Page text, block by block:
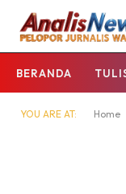
BERANDA
YOU ARE AT: Home